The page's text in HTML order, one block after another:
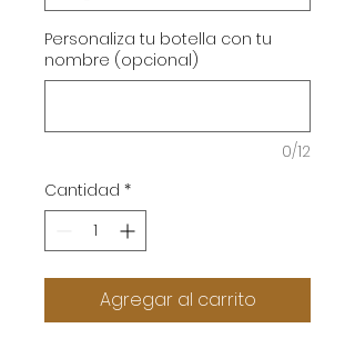
Personaliza tu botella con tu
nombre (opcional)
0/12
Cantidad *
Agregar al carrito